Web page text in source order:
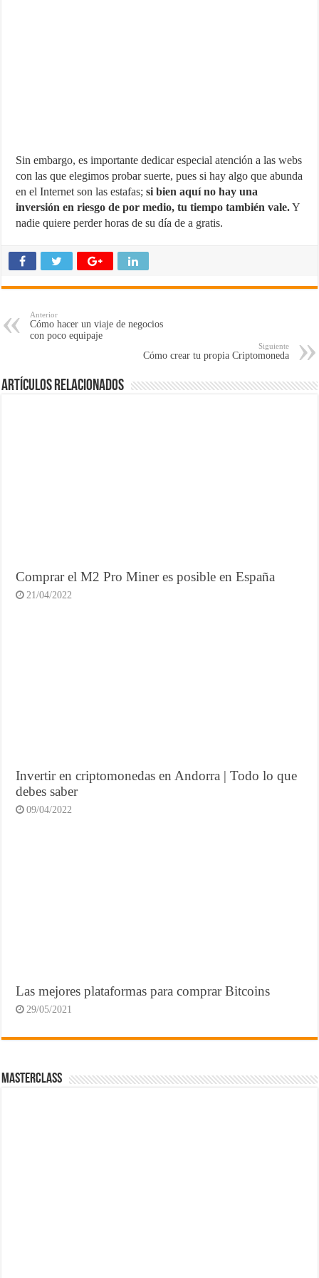
Sin embargo, es importante dedicar especial atención a las webs
con las que elegimos probar suerte, pues si hay algo que abunda
en el Internet son las estafas;si bien aquí no hay una
inversión en riesgo de por medio, tu tiempo también vale.Y
nadie quiere perder horas de su día de a gratis.
Anterior
Cómo hacer un viaje de negocios
con poco equipaje
Siguiente
Cómo crear tu propia Criptomoneda
Artículos Relacionados
Comprar el M2 Pro Miner es posible en España
21/04/2022
Invertir en criptomonedas en Andorra | Todo lo que
debes saber
09/04/2022
Las mejores plataformas para comprar Bitcoins
29/05/2021
MasterClass